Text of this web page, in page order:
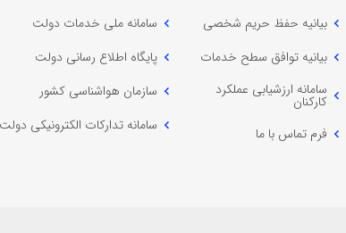
بیانیه حفظ حریم شخصی
بیانیه توافق سطح خدمات
سامانه ارزشیابی عملکرد
کارکنان
فرم تماس با ما
سامانه ملی خدمات دولت
پایگاه اطلاع رسانی دولت
سازمان هواشناسی کشور
سامانه تدارکات الکترونیکی دولت